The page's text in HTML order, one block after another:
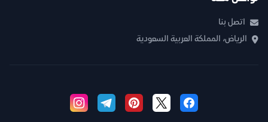
اتصل بنا
الرياض، المملكة العربية السعودية